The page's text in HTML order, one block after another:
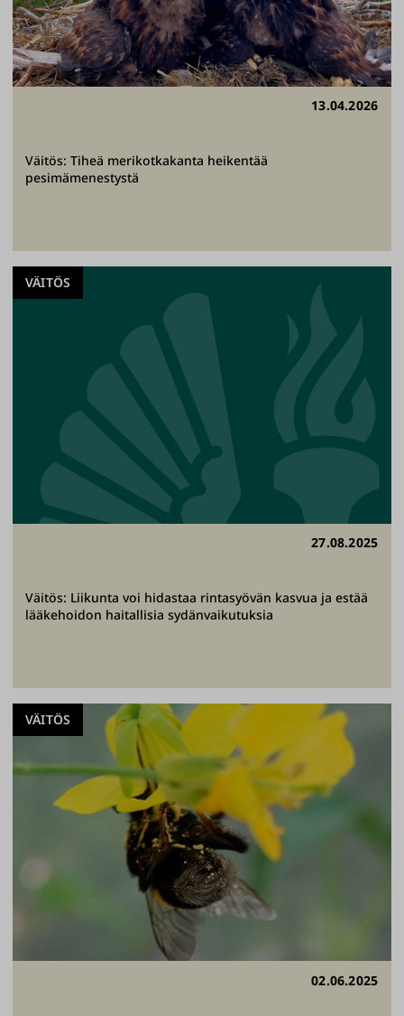
13.04.2026
Väitös: Tiheä merikotkakanta heikentää
pesimämenestystä
27.08.2025
Väitös: Liikunta voi hidastaa rintasyövän kasvua ja estää
lääkehoidon haitallisia sydänvaikutuksia
VÄITÖS
02.06.2025
VÄITÖS